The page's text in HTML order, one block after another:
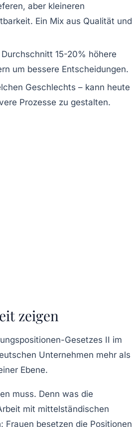
aber kleineren
Ein Mix aus Qualität und
15-20% höhere
um bessere Entscheidungen.
Geschlechts – kann heute
Prozesse zu gestalten.
zeigen
Gesetzes II im
Unternehmen mehr als
Ebene.
muss. Denn was die
mit mittelständischen
Frauen besetzen die Positionen